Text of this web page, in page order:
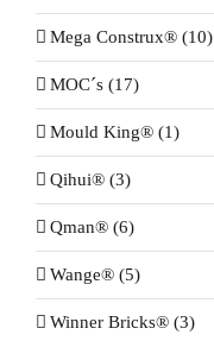
Mega Construx® (10)
MOC´s (17)
Mould King® (1)
Qihui® (3)
Qman® (6)
Wange® (5)
Winner Bricks® (3)